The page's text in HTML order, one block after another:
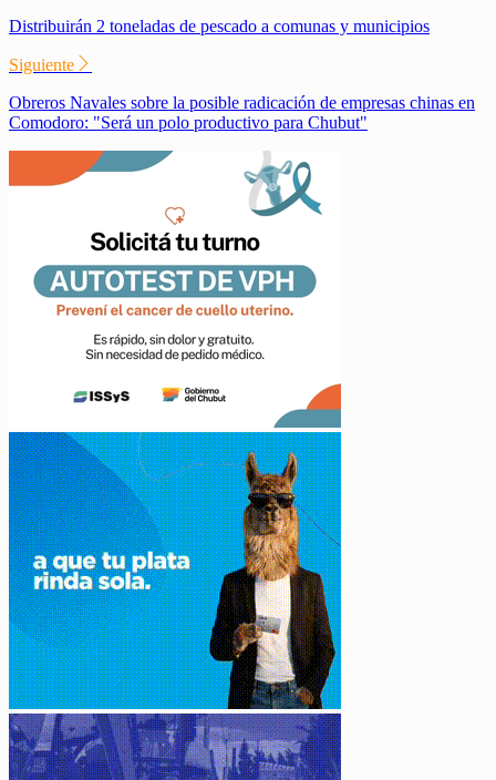
Distribuirán 2 toneladas de pescado a comunas y municipios
Siguiente
Obreros Navales sobre la posible radicación de empresas chinas en
Comodoro: "Será un polo productivo para Chubut"